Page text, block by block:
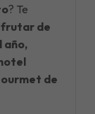
? Te
de
año,
de